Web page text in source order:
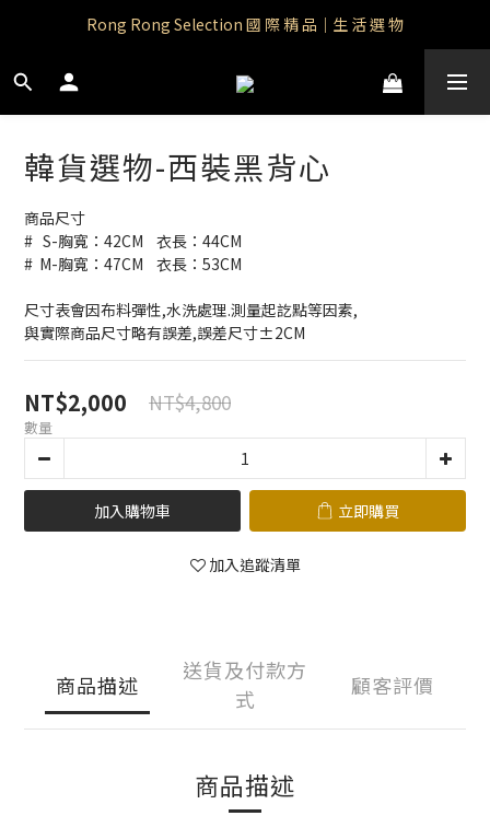
Rong Rong Paradise｜知名IP授權品牌｜Care Bears
Rong Rong Selection 國 際 精 品｜生 活 選 物
Rong Rong Selection服 飾 | 自 訂 品 牌 服 飾
韓貨選物-西裝黑背心
商品尺寸
#   S-胸寬：42CM    衣長：44CM
#  M-胸寬：47CM    衣長：53CM
尺寸表會因布料彈性,水洗處理.測量起訖點等因素,
與實際商品尺寸略有誤差,誤差尺寸±2CM
NT$2,000 NT$4,800
數量
加入購物車 立即購買
加入追蹤清單
商品描述
送貨及付款方
式
顧客評價
商品描述